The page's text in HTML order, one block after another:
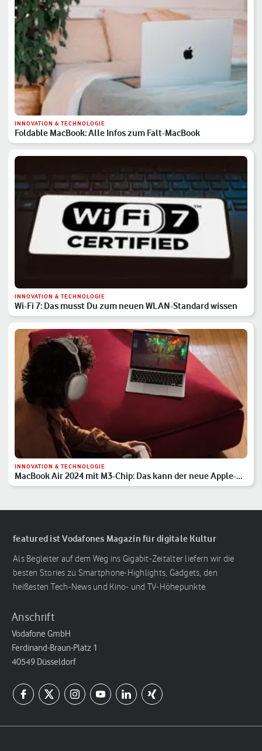
INNOVATION & TECHNOLOGIE
Foldable MacBook: Alle Infos zum Falt-MacBook
INNOVATION & TECHNOLOGIE
Wi-Fi 7: Das musst Du zum neuen WLAN-Standard wissen
INNOVATION & TECHNOLOGIE
MacBook Air 2024 mit M3-Chip: Das kann der neue Apple-
Laptop
featured ist Vodafones Magazin für digitale Kultur
Als Begleiter auf dem Weg ins Gigabit-Zeitalter liefern wir die
besten Stories zu Smartphone-Highlights, Gadgets, den
heißesten Tech-News und Kino- und TV-Höhepunkte.
Anschrift
Vodafone GmbH
Ferdinand-Braun-Platz 1
40549 Düsseldorf